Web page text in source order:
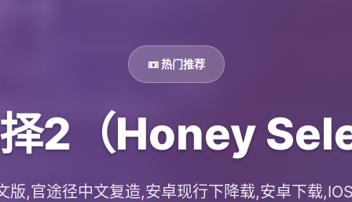
📼 热门推荐
2（Honey
版,官途径中文复造,安卓现行下降载,安卓下载